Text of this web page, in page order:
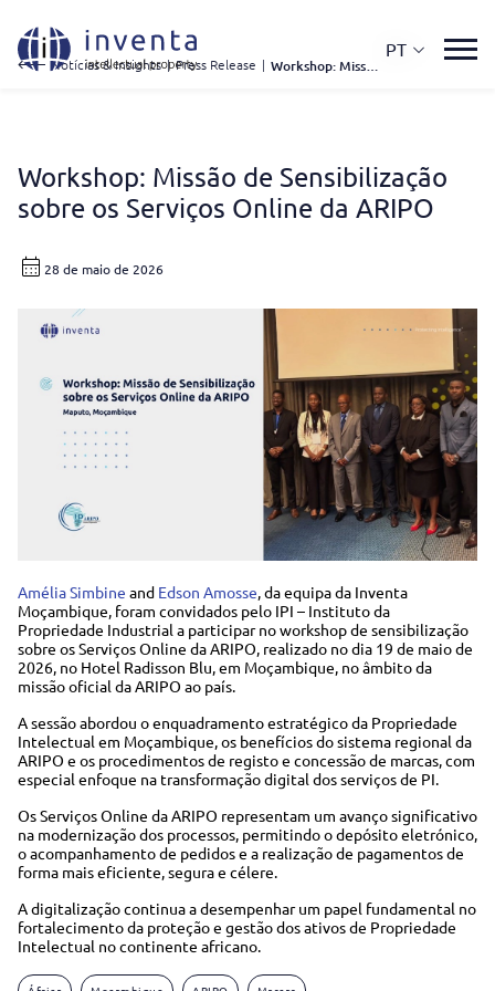
PT
Notícias & Insights | Press Release | Workshop: Missão de Sensibilização Sobre Os Serviços Online da ARIPO
Workshop: Missão de Sensibilização
sobre os Serviços Online da ARIPO
28 de maio de 2026
Amélia Simbine and Edson Amosse, da equipa da Inventa
Moçambique, foram convidados pelo IPI – Instituto da
Propriedade Industrial a participar no workshop de sensibilização
sobre os Serviços Online da ARIPO, realizado no dia 19 de maio de
2026, no Hotel Radisson Blu, em Moçambique, no âmbito da
missão oficial da ARIPO ao país.
A sessão abordou o enquadramento estratégico da Propriedade
Intelectual em Moçambique, os benefícios do sistema regional da
ARIPO e os procedimentos de registo e concessão de marcas, com
especial enfoque na transformação digital dos serviços de PI.
Os Serviços Online da ARIPO representam um avanço significativo
na modernização dos processos, permitindo o depósito eletrónico,
o acompanhamento de pedidos e a realização de pagamentos de
forma mais eficiente, segura e célere.
A digitalização continua a desempenhar um papel fundamental no
fortalecimento da proteção e gestão dos ativos de Propriedade
Intelectual no continente africano.